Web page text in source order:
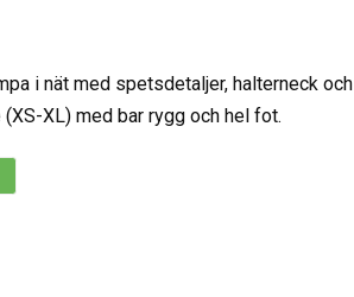
i nät med spetsdetaljer, halterneck och
XL) med bar rygg och hel fot.